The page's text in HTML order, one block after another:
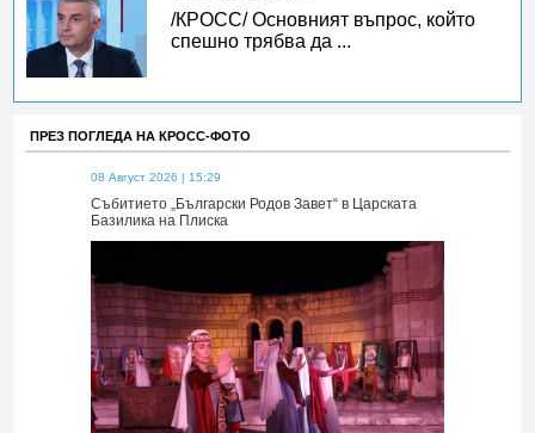
/КРОСС/ Основният въпрос, който
спешно трябва да ...
ПРЕЗ ПОГЛЕДА НА КРОСС-ФОТО
08 Август 2026 | 15:29
Събитието „Български Родов Завет“ в Царската
Базилика на Плиска